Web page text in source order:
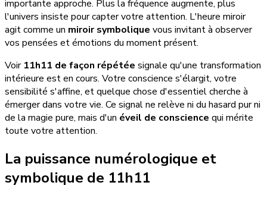
importante approche. Plus la fréquence augmente, plus
l'univers insiste pour capter votre attention. L'heure miroir
agit comme un miroir symbolique vous invitant à observer
vos pensées et émotions du moment présent.
Voir 11h11 de façon répétée signale qu'une transformation
intérieure est en cours. Votre conscience s'élargit, votre
sensibilité s'affine, et quelque chose d'essentiel cherche à
émerger dans votre vie. Ce signal ne relève ni du hasard pur ni
de la magie pure, mais d'un éveil de conscience qui mérite
toute votre attention.
La puissance numérologique et
symbolique de 11h11